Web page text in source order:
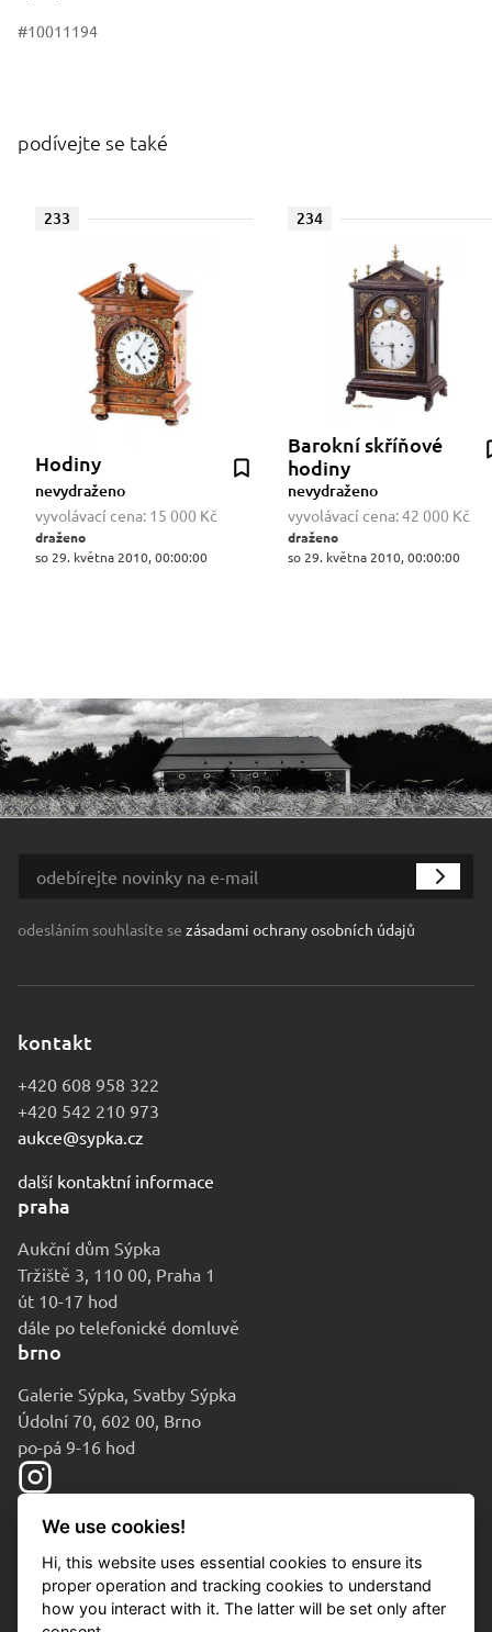
#10011194
podívejte se také
233
Hodiny
nevydraženo
vyvolávací cena: 15 000 Kč
draženo
so 29. května 2010, 00:00:00
234
Barokní skříňové
hodiny
nevydraženo
vyvolávací cena:42 000 Kč
draženo
so 29. května 2010, 00:00:00
odesláním souhlasíte se zásadami ochrany osobních údajů
kontakt
+420 608 958 322
+420 542 210 973
aukce@sypka.cz
další kontaktní informace
praha
Aukční dům Sýpka
Tržiště 3, 110 00, Praha 1
út 10-17 hod
dále po telefonické domluvě
brno
Galerie Sýpka, Svatby Sýpka
Údolní 70, 602 00, Brno
po-pá 9-16 hod
We use cookies!
Hi, this website uses essential cookies to ensure its
proper operation and tracking cookies to understand
how you interact with it. The latter will be set only after